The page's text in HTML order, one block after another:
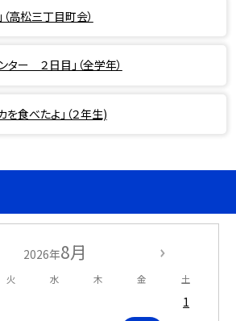
（高松三丁目町会）
ター ２日目」（全学年）
を食べたよ」（２年生)
2026年8月
火 水 木 金 土
1